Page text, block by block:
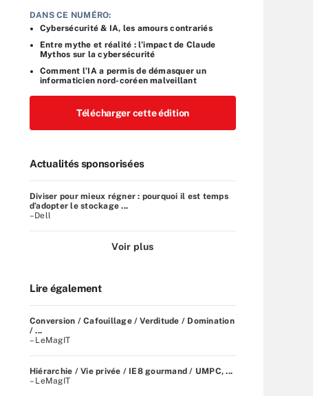
DANS CE NUMÉRO:
Cybersécurité & IA, les amours contrariés
Entre mythe et réalité : l’impact de Claude
Mythos sur la cybersécurité
Comment l’IA a permis de démasquer un
informaticien nord-coréen malveillant
Télécharger cette édition
Actualités sponsorisées
Diviser pour mieux régner : pourquoi il est temps
d’adopter le stockage ...
–Dell
Voir plus
Lire également
Conversion / Cafouillage / Verditude / Domination
/ ...
– LeMagIT
Hiérarchie / Vie privée / IE8 gourmand / UMPC, ...
– LeMagIT